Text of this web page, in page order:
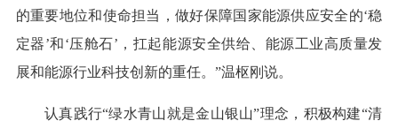
的重要地位和使命担当，做好保障国家能源供应安全的‘稳
定器’和‘压舱石’，扛起能源安全供给、能源工业高质量发
展和能源行业科技创新的重任。”温枢刚说。
认真践行“绿水青山就是金山银山”理念，积极构建“清